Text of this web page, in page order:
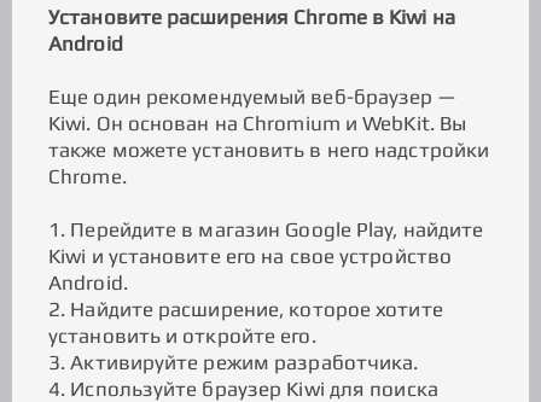
Установите расширения Chrome в Kiwi на
Android
Еще один рекомендуемый веб-браузер —
Kiwi. Он основан на Chromium и WebKit. Вы
также можете установить в него надстройки
Chrome.
1. Перейдите в магазин Google Play, найдите
Kiwi и установите его на свое устройство
Android.
2. Найдите расширение, которое хотите
установить и откройте его.
3. Активируйте режим разработчика.
4. Используйте браузер Kiwi для поиска